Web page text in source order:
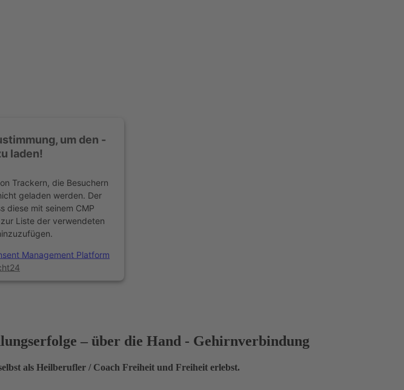
um den -
laden!
Trackern, die Besuchern
geladen werden. Der
diese mit seinem CMP
Liste der verwendeten
Management Platform
– über die Hand - Gehirnverbindung
als Heilberufler / Coach Freiheit und Freiheit erlebst.